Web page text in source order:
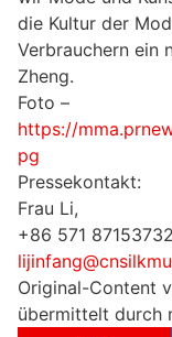
die Kultur der
Verbrauchern ein
Zheng.
Foto –
https://
pg
Pressekontakt:
Frau Li,
+86 571
Original-Content
übermittelt durch